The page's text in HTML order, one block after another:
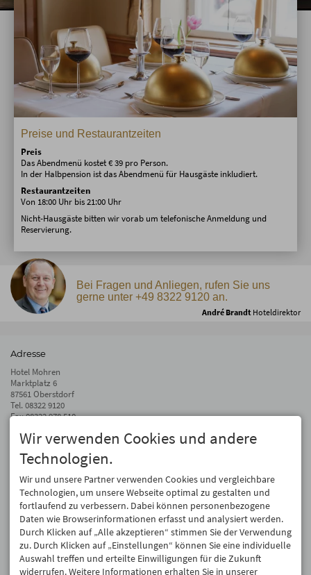
Preise und Restaurantzeiten
Preis
Das Abendmenü kostet € 39 pro Person.
In der Halbpension ist das Abendmenü für Hausgäste inkludiert.
Restaurantzeiten
Von 18:00 Uhr bis 21:00 Uhr
Nicht-Hausgäste bitten wir vorab um telefonische Anmeldung und
Reservierung.
Bei Fragen und Anliegen, rufen Sie uns
gerne unter +49 8322 9120 an.
André Brandt Hoteldirektor
Adresse
Hotel Mohren
Marktplatz 6
87561 Oberstdorf
Tel. 08322 9120
Fax 08322 978 510
info@hotel-mohren.de
Auf dem Laufenden bleiben
Wir geben Ihre E-Mail-Adresse nicht weiter. Wir mögen auch keinen Spam.
Versprochen! Eine Abmeldung ist jederzeit möglich.
Anmelden
Wir verwenden Cookies und andere
Technologien.
Wir und unsere Partner verwenden Cookies und vergleichbare
Technologien, um unsere Webseite optimal zu gestalten und
fortlaufend zu verbessern. Dabei können personenbezogene
Daten wie Browserinformationen erfasst und analysiert werden.
Durch Klicken auf „Alle akzeptieren“ stimmen Sie der Verwendung
zu. Durch Klicken auf „Einstellungen“ können Sie eine individuelle
Auswahl treffen und erteilte Einwilligungen für die Zukunft
widerrufen. Weitere Informationen erhalten Sie in unserer